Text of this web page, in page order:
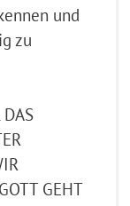
und
zu
GEHT